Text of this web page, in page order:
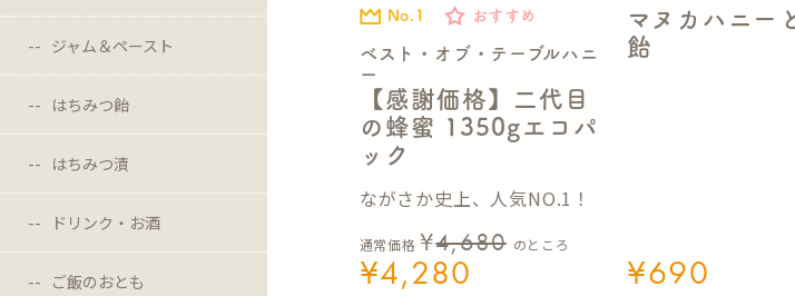
ジャム＆ペースト
はちみつ飴
はちみつ漬
ドリンク・お酒
ご飯のおとも
ベスト・オブ・テーブルハニ
ー
【感謝価格】二代目
の蜂蜜 1350gエコパ
ック
No.1 おすすめ
通常価格 ¥4,680 のところ
¥4,280
ながさか史上、人気NO.1！
マヌカハニー
飴
¥690